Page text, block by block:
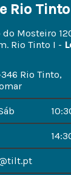
Rio Tinto
do Mosteiro
Rio Tinto I -
Rio Tinto,